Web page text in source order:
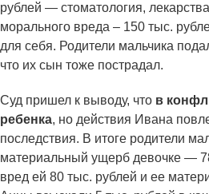
рублей — стоматология,
морального вреда – 150 тыс.
для себя. Родители мальчика
что их сын тоже пострадал.
Суд пришел к выводу, что в
ребенка, но действия Ивана
последствия. В итоге родители
материальный ущерб девочке —
вред ей 80 тыс. рублей и ее